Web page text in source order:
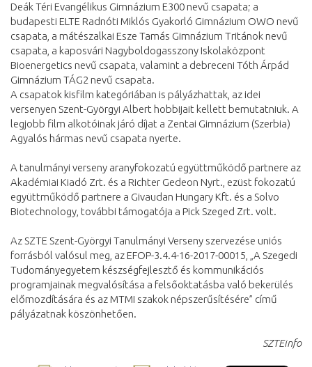
Deák Téri Evangélikus Gimnázium E300 nevű csapata; a
budapesti ELTE Radnóti Miklós Gyakorló Gimnázium OWO nevű
csapata, a mátészalkai Esze Tamás Gimnázium Tritánok nevű
csapata, a kaposvári Nagyboldogasszony Iskolaközpont
Bioenergetics nevű csapata, valamint a debreceni Tóth Árpád
Gimnázium TÁG2 nevű csapata.
A csapatok kisfilm kategóriában is pályázhattak, az idei
versenyen Szent-Györgyi Albert hobbijait kellett bemutatniuk. A
legjobb film alkotóinak járó díjat a Zentai Gimnázium (Szerbia)
Agyalós hármas nevű csapata nyerte.
A tanulmányi verseny aranyfokozatú együttműködő partnere az
Akadémiai Kiadó Zrt. és a Richter Gedeon Nyrt., ezüst fokozatú
együttműködő partnere a Givaudan Hungary Kft. és a Solvo
Biotechnology, további támogatója a Pick Szeged Zrt. volt.
Az SZTE Szent-Györgyi Tanulmányi Verseny szervezése uniós
forrásból valósul meg, az EFOP-3.4.4-16-2017-00015, „A Szegedi
Tudományegyetem készségfejlesztő és kommunikációs
programjainak megvalósítása a felsőoktatásba való bekerülés
előmozdítására és az MTMI szakok népszerűsítésére” című
pályázatnak köszönhetően.
SZTEinfo